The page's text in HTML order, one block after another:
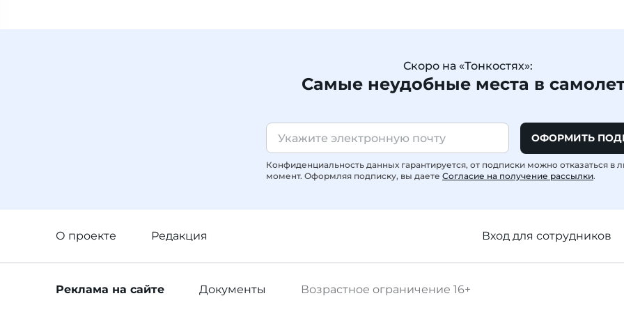
Скоро на «Тонкостях»:
Самые неудобные места в
ОФОРМИТЬ
Конфиденциальность данных гарантируется, от подписки можно отказаться в
момент. Оформляя подписку, вы даете Согласие на получение рассылки.
О проекте Редакция Вход для сотрудников
Возрастное ограничение 16+
Реклама на сайте Документы